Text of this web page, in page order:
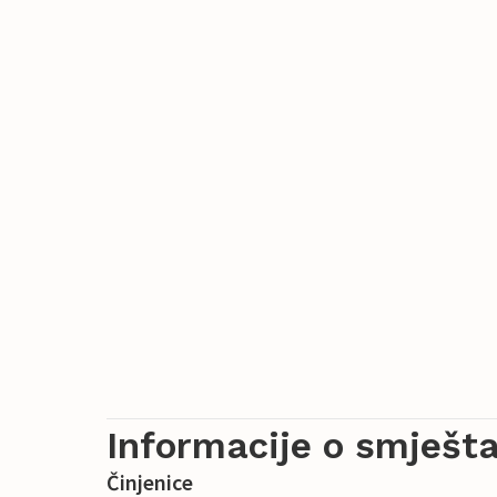
Informacije o
Činjenice